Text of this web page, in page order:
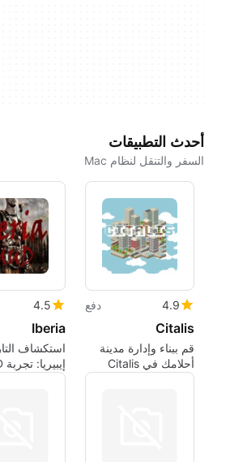
أحدث التطبيقات
السفر والتنقل لنظام Mac
4.9 دفع
Citalis
قم ببناء وإدارة مدينة
أحلامك في Citalis
4.5
Iberia
استكشاف
إيبيريا: تجربة MUD